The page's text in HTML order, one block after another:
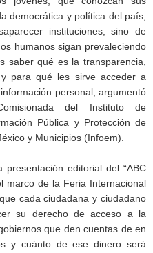
democrática y política del país,
instituciones, sino de
humanos sigan prevaleciendo
saber qué es la transparencia,
para qué les sirve acceder a
personal, argumentó
del Instituto de
Pública y Protección de
y Municipios (Infoem).
editorial del “ABC
marco de la Feria Internacional
cada ciudadana y ciudadano
su derecho de acceso a la
que den cuentas de en
y cuánto de ese dinero será